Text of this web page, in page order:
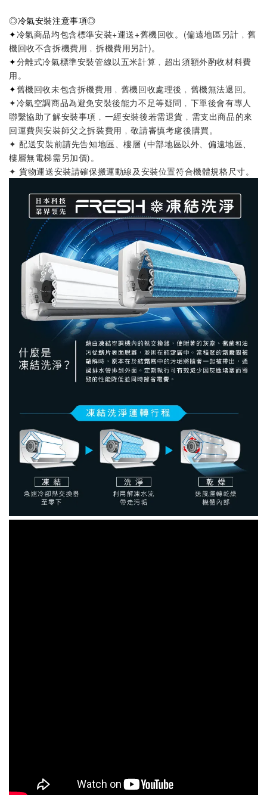
◎冷氣安裝注意事項◎
✦冷氣商品均包含標準安裝+運送+舊機回收。 (偏遠地區另計﹐舊
機回收不含拆機費用﹐拆機費用另計)。
✦分離式冷氣標準安裝管線以五米計算 ﹐超出須額外酌收材料費
用。
✦舊機回收未包含拆機費用﹐舊機回收處理後﹐舊機無法退回。
✦冷氣空調商品為避免安裝後能力不足等疑問 ﹐ 下單後會有專人
聯繫協助了解安裝事項 ﹐ 一經安裝後若需退貨 ﹐ 需支出商品的來
回運費與安裝師父之拆裝費用 ﹐敬請審慎考慮後購買。
✦ 配送安裝前請先告知地區、樓層 (中部地區以外、偏遠地區、
樓層無電梯需另加價)。
✦ 貨物運送安裝請確保搬運動線及安裝位置符合機體規格尺寸。